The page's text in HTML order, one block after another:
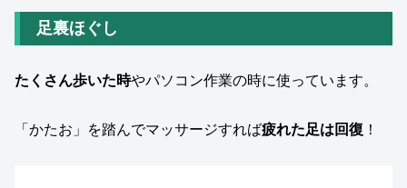
足裏ほぐし
たくさん歩いた時やパソコン作業の時に使っています。
「かたお」を踏んでマッサージすれば疲れた足は回復 ！